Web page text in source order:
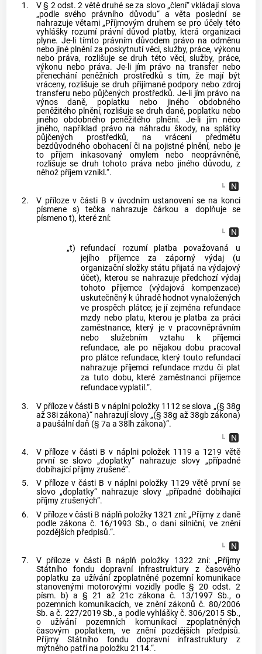
1.
V § 2 odst. 2 větě druhé se za slovo „člení“ vkládají slova
„podle svého právního důvodu“ a věta poslední se
nahrazuje větami „Příjmovým druhem se pro účely této
vyhlášky rozumí právní důvod platby, která organizaci
plyne. Je-li tímto právním důvodem právo na odměnu
nebo jiné plnění za poskytnutí věci, služby, práce, výkonu
nebo práva, rozlišuje se druh této věci, služby, práce,
výkonu nebo práva. Je-li jím právo na transfer nebo
přenechání peněžních prostředků s tím, že mají být
vráceny, rozlišuje se druh přijímané podpory nebo zdroj
transferu nebo půjčených prostředků. Je-li jím právo na
výnos daně, poplatku nebo jiného obdobného
peněžitého plnění, rozlišuje se druh daně, poplatku nebo
jiného obdobného peněžitého plnění. Je-li jím něco
jiného, například právo na náhradu škody, na splátky
půjčených prostředků, na vrácení předmětu
bezdůvodného obohacení či na pojistné plnění, nebo je
to příjem inkasovaný omylem nebo neoprávněně,
rozlišuje se druh tohoto práva nebo jiného důvodu, z
něhož příjem vznikl.“.
2.
V příloze v části B v úvodním ustanovení se na konci
písmene s) tečka nahrazuje čárkou a doplňuje se
písmeno t), které zní:
„t)
refundací rozumí platba považovaná u
jejího příjemce za záporný výdaj (u
organizační složky státu přijatá na výdajový
účet), kterou se nahrazuje předchozí výdaj
tohoto příjemce (výdajová kompenzace)
uskutečněný k úhradě hodnot vynaložených
ve prospěch plátce; je jí zejména refundace
mzdy nebo platu, kterou je platba za práci
zaměstnance, který je v pracovněprávním
nebo služebním vztahu k příjemci
refundace, ale po nějakou dobu pracoval
pro plátce refundace, který touto refundací
nahrazuje příjemci refundace mzdu či plat
za tuto dobu, které zaměstnanci příjemce
refundace vyplatil.“.
3.
V příloze v části B v náplni položky 1112 se slova „(§ 38g
až 38i zákona)“ nahrazují slovy „(§ 38g až 38gb zákona)
a paušální daň (§ 7a a 38lh zákona)“.
4.
V příloze v části B v náplni položek 1119 a 1219 větě
první se slovo „doplatky“ nahrazuje slovy „případné
dobíhající příjmy zrušené“.
5.
V příloze v části B v náplni položky 1129 větě první se
slovo „doplatky“ nahrazuje slovy „případné dobíhající
příjmy zrušených“.
6.
V příloze v části B náplň položky 1321 zní: „Příjmy z daně
podle zákona č. 16/1993 Sb., o dani silniční, ve znění
pozdějších předpisů.“.
7.
V příloze v části B náplň položky 1322 zní: „Příjmy
Státního fondu dopravní infrastruktury z časového
poplatku za užívání zpoplatněné pozemní komunikace
stanovenými motorovými vozidly podle § 20 odst. 2
písm. b) a § 21 až 21c zákona č. 13/1997 Sb., o
pozemních komunikacích, ve znění zákonů č. 80/2006
Sb. a č. 227/2019 Sb., a podle vyhlášky č. 306/2015 Sb.,
o užívání pozemních komunikací zpoplatněných
časovým poplatkem, ve znění pozdějších předpisů.
Příjmy Státního fondu dopravní infrastruktury z
mýtného patří na položku 2114.“.